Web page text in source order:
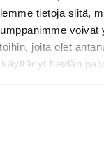
tietoja siitä,
voivat
joita olet
heidän